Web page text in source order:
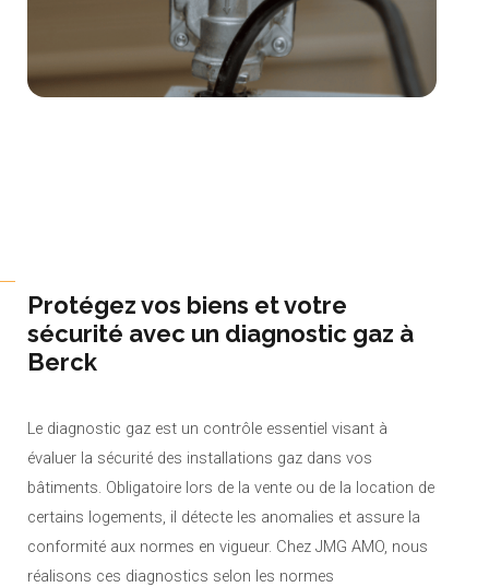
Protégez vos biens et votre
sécurité avec un diagnostic gaz à
Berck
Le diagnostic gaz est un contrôle essentiel visant à
évaluer la sécurité des installations gaz dans vos
bâtiments. Obligatoire lors de la vente ou de la location de
certains logements, il détecte les anomalies et assure la
conformité aux normes en vigueur. Chez JMG AMO, nous
réalisons ces diagnostics selon les normes